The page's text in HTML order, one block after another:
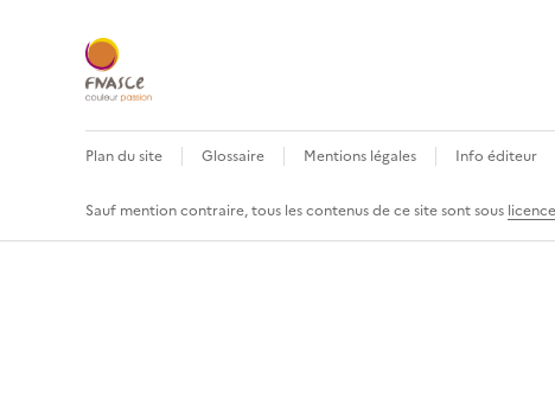
Plan du site Glossaire Mentions légales Info éditeur
Sauf mention contraire, tous les contenus de ce site sont sous